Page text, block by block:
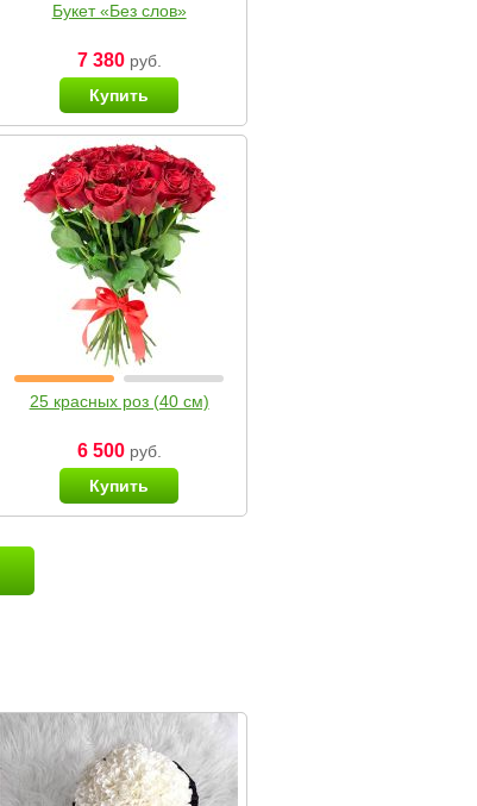
Букет «Без слов»
7 380руб.
Купить
25 красных роз (40 см)
6 500руб.
Купить